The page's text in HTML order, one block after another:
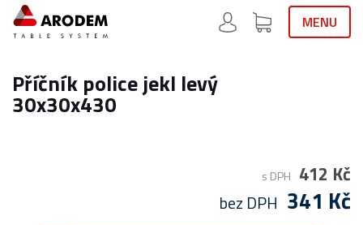
MENU
Příčník police jekl levý
30x30x430
s DPH 412 Kč
bez DPH 341 Kč